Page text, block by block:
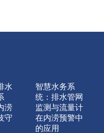
水
涝
守
智慧水务系
统：排水管网
监测与流量计
在内涝预警中
的应用